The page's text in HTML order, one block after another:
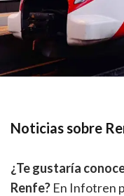
Noticias sobre
¿Te gustaría
Renfe? En Infotren